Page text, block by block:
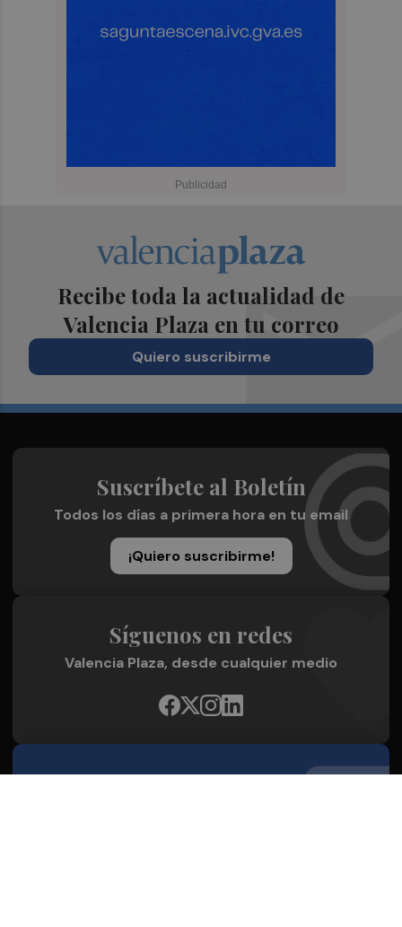
Recibe toda la actualidad de
Valencia Plaza en tu correo
Quiero suscribirme
Suscríbete al Boletín
Todos los días a primera hora en tu email
¡Quiero suscribirme!
Síguenos en redes
Valencia Plaza, desde cualquier medio
Quienes Somos